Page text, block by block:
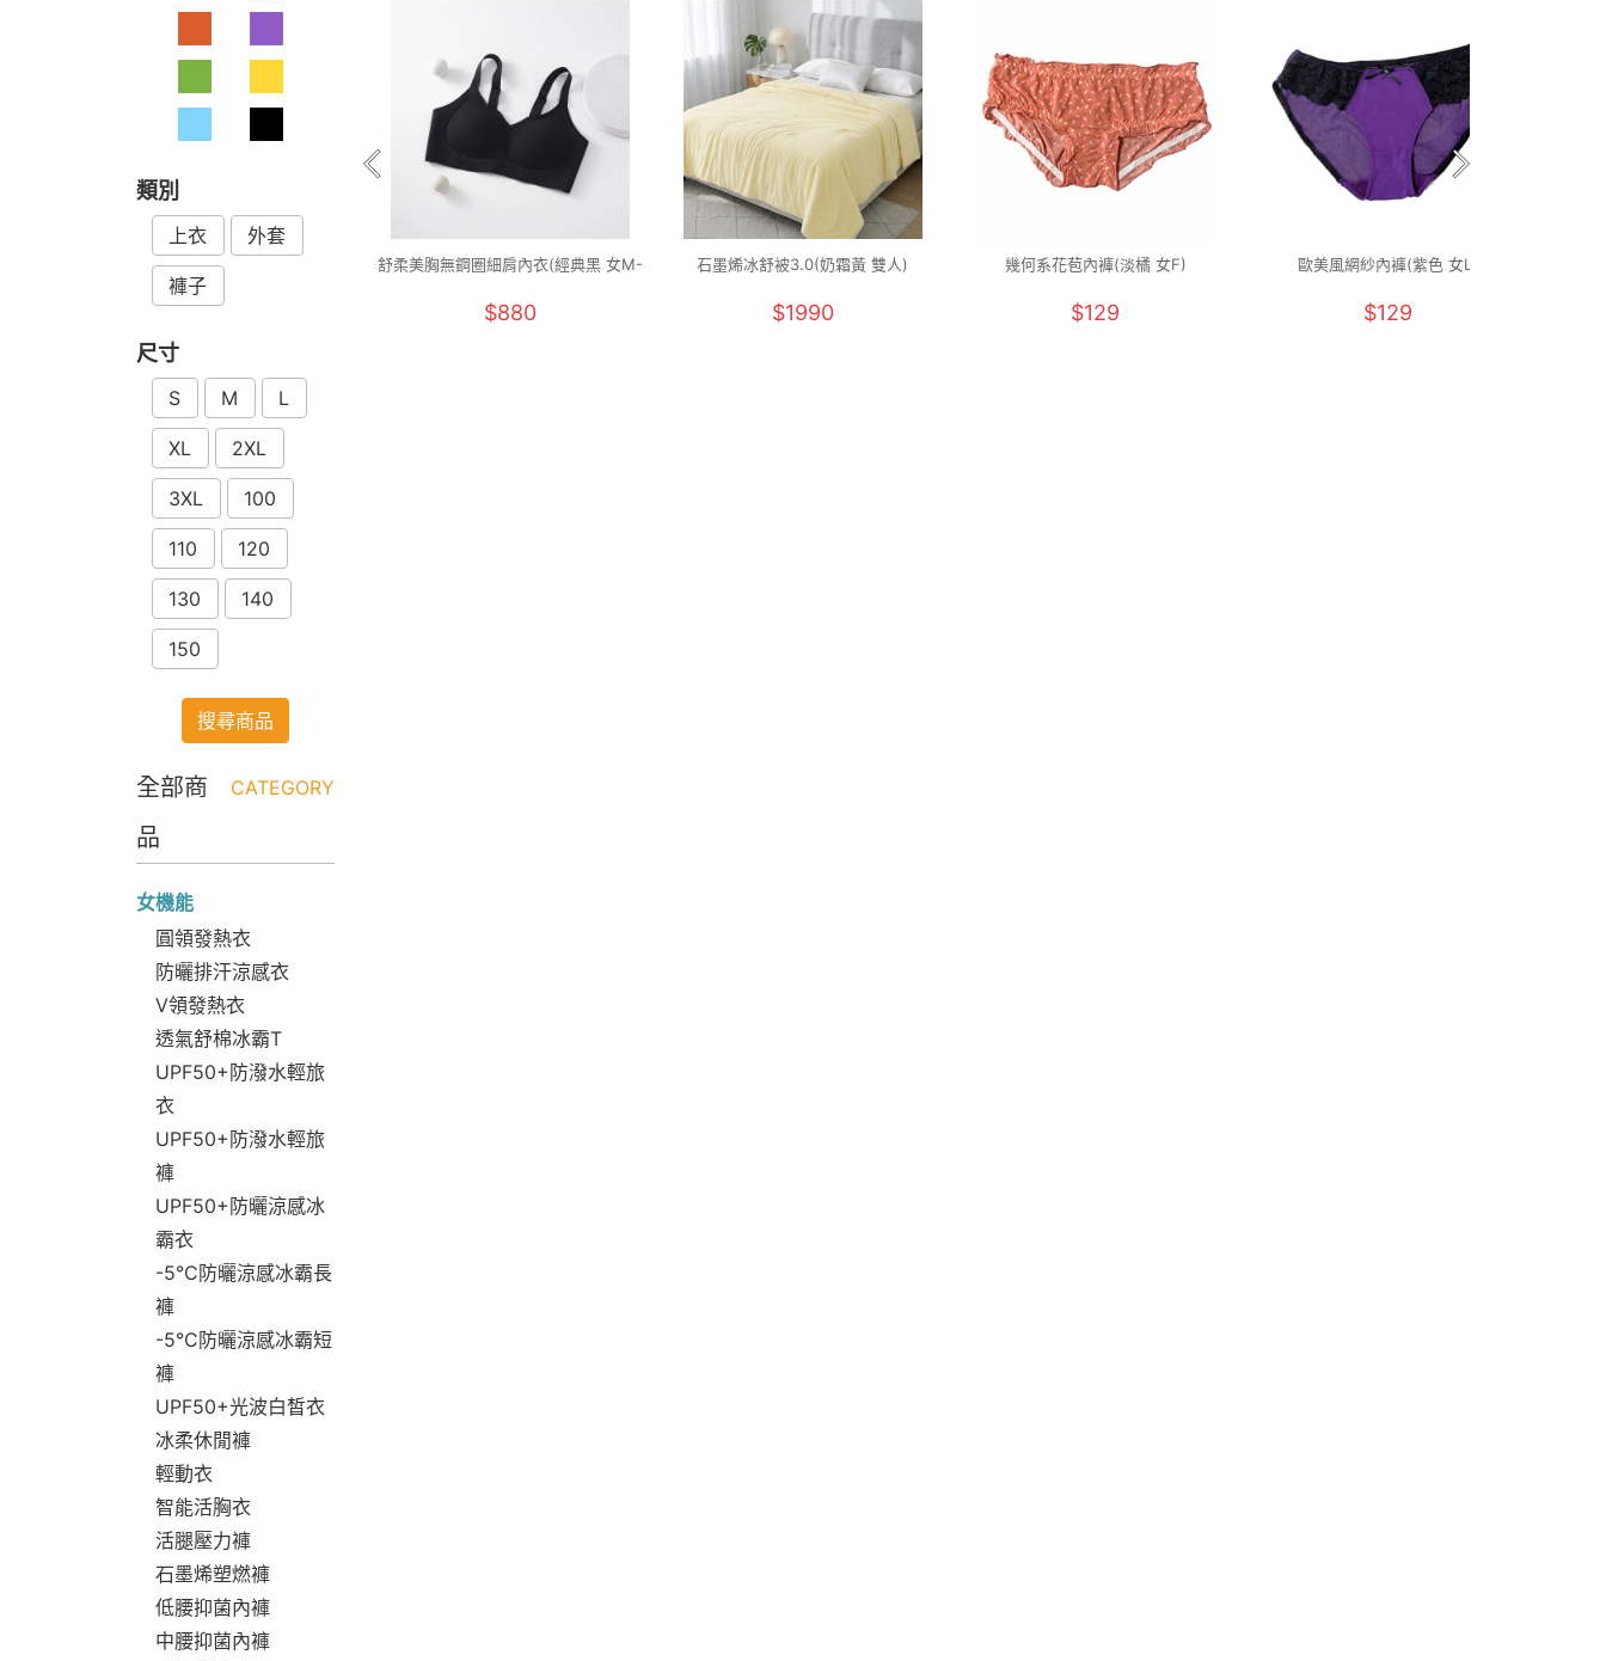
類別
上衣 外套
褲子
尺寸
S M L
XL 2XL
3XL 100
110 120
130 140
150
搜尋商品
全部商
品
CATEGORY
女機能
圓領發熱衣
防曬排汗涼感衣
V領發熱衣
透氣舒棉冰霸T
UPF50+防潑水輕旅
衣
UPF50+防潑水輕旅
褲
UPF50+防曬涼感冰
霸衣
-5°C防曬涼感冰霸長
褲
-5°C防曬涼感冰霸短
褲
UPF50+光波白皙衣
冰柔休閒褲
輕動衣
智能活胸衣
活腿壓力褲
石墨烯塑燃褲
低腰抑菌內褲
中腰抑菌內褲
舒柔美胸無鋼圈細肩內衣(經典黑 女M-
$880
石墨烯冰舒被3.0(奶霜黃 雙人)
$1990
幾何系花苞內褲(淡橘 女F)
$129
歐美風網紗內褲(紫色 女L)
$129